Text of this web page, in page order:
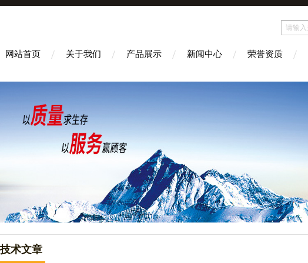
网站首页 关于我们 产品展示 新闻中心 荣誉资质
技术文章